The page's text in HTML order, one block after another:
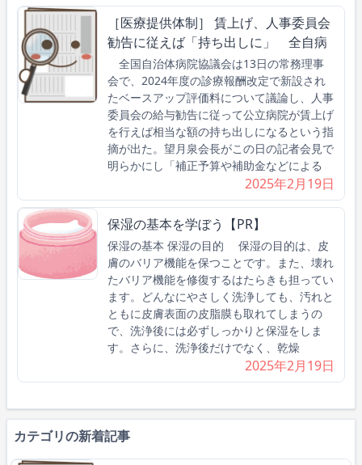
［医療提供体制］ 賃上げ、人事委員会
勧告に従えば「持ち出しに」 全自病
全国自治体病院協議会は13日の常務理事
会で、2024年度の診療報酬改定で新設され
たベースアップ評価料について議論し、人事
委員会の給与勧告に従って公立病院が賃上げ
を行えば相当な額の持ち出しになるという指
摘が出た。望月泉会長がこの日の記者会見で
明らかにし「補正予算や補助金などによる
2025年2月19日
保湿の基本を学ぼう【PR】
保湿の基本 保湿の目的 保湿の目的は、皮
膚のバリア機能を保つことです。また、壊れ
たバリア機能を修復するはたらきも担ってい
ます。どんなにやさしく洗浄しても、汚れと
ともに皮膚表面の皮脂膜も取れてしまうの
で、洗浄後には必ずしっかりと保湿をしま
す。さらに、洗浄後だけでなく、乾燥
2025年2月19日
カテゴリの新着記事